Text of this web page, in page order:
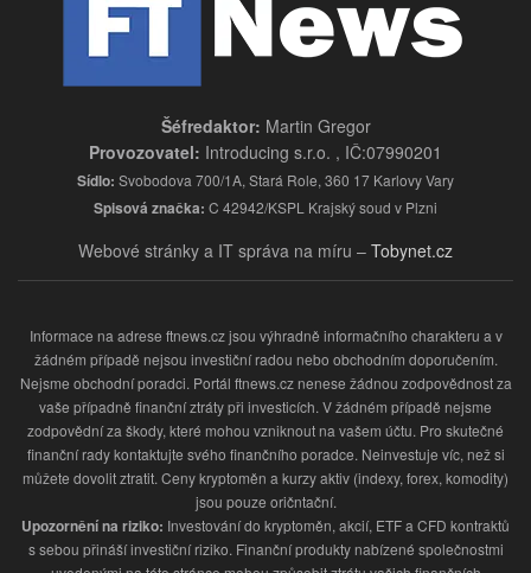
Šéfredaktor: Martin Gregor
Provozovatel: Introducing s.r.o. , IČ:07990201
Sídlo: Svobodova 700/1A, Stará Role, 360 17 Karlovy Vary
Spisová značka: C 42942/KSPL Krajský soud v Plzni
Webové stránky a IT správa na míru – Tobynet.cz
Informace na adrese ftnews.cz jsou výhradně informačního charakteru a v
žádném případě nejsou investiční radou nebo obchodním doporučením.
Nejsme obchodní poradci. Portál ftnews.cz nenese žádnou zodpovědnost za
vaše případně finanční ztráty při investicích. V žádném případě nejsme
zodpovědní za škody, které mohou vzniknout na vašem účtu. Pro skutečné
finanční rady kontaktujte svého finančního poradce. Neinvestuje víc, než si
můžete dovolit ztratit. Ceny kryptoměn a kurzy aktiv (indexy, forex, komodity)
jsou pouze oričntační.
Upozornění na riziko: Investování do kryptoměn, akcií, ETF a CFD kontraktů
s sebou přináší investiční riziko. Finanční produkty nabízené společnostmi